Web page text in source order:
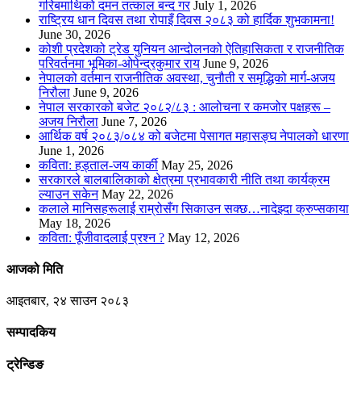
गरिबमाथिको दमन तत्काल बन्द गर July 1, 2026
राष्ट्रिय धान दिवस तथा रोपाइँ दिवस २०८३ को हार्दिक शुभकामना!
June 30, 2026
कोशी प्रदेशको ट्रेड युनियन आन्दोलनको ऐतिहासिकता र राजनीतिक
परिवर्तनमा भूमिका-ओपेन्द्रकुमार राय June 9, 2026
नेपालको वर्तमान राजनीतिक अवस्था, चुनौती र समृद्धिको मार्ग-अजय
निरौला June 9, 2026
नेपाल सरकारको बजेट २०८२/८३ : आलोचना र कमजोर पक्षहरू –
अजय निरौला June 7, 2026
आर्थिक वर्ष २०८३/०८४ को बजेटमा पेसागत महासङ्घ नेपालको धारणा
June 1, 2026
कविता: हड्ताल-जय कार्की May 25, 2026
सरकारले बालबालिकाको क्षेत्रमा प्रभावकारी नीति तथा कार्यक्रम
ल्याउन सकेन May 22, 2026
कलाले मानिसहरूलाई राम्रोसँग सिकाउन सक्छ…नादेझ्दा क्रुप्सकाया
May 18, 2026
कविता: पूँजीवादलाई प्रश्न ? May 12, 2026
आजको मिति
आइतबार, २४ साउन २०८३
सम्पादकिय
ट्रेन्डिङ